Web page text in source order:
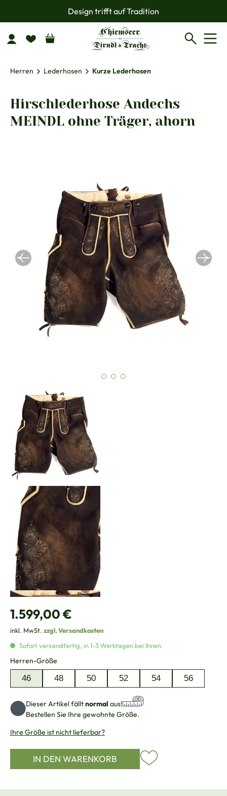
Zum Hauptinhalt springenDesign trifft auf Tradition
Herren Lederhosen Kurze Lederhosen
Hirschlederhose Andechs
MEINDL ohne Träger, ahorn
Regulärer Preis:
1.599,00 €
inkl. MwSt. zzgl. Versandkosten
Sofort versandfertig, in 1-3 Werktagen bei Ihnen.
Herren-Größe
46 48 50 52 54 56
Dieser Artikel fälltnormal aus!
Bestellen Sie Ihre gewohnte Größe.
Ihre Größe ist nicht lieferbar?
IN DEN WARENKORB